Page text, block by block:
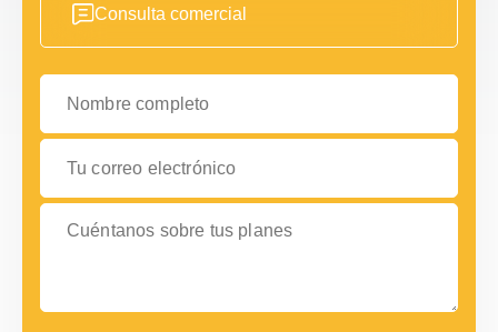
Consulta comercial
Nombre completo
Tu correo electrónico
Cuéntanos sobre tus planes